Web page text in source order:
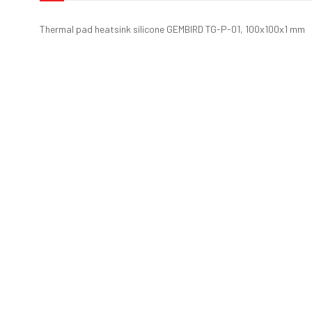
Thermal pad heatsink silicone GEMBIRD TG-P-01, 100x100x1 mm